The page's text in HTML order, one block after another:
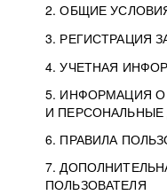
2. ОБЩИЕ
3. РЕГИСТРАЦИЯ
4. УЧЕТНАЯ
5. ИНФОРМАЦИЯ О
И
6. ПРАВИЛА
7.
ПОЛЬЗОВАТЕЛЯ